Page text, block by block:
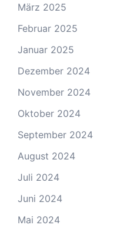
März 2025
Februar 2025
Januar 2025
Dezember 2024
November 2024
Oktober 2024
September 2024
August 2024
Juli 2024
Juni 2024
Mai 2024